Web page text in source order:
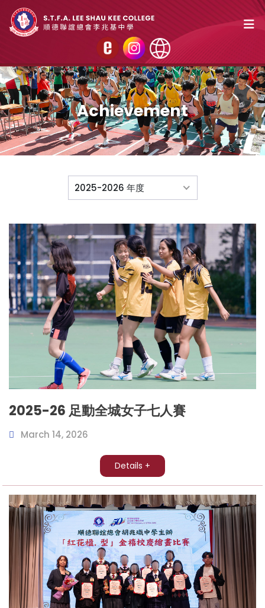
Achievement
2025-2026 年度
2025-26 足動全城女子七人賽
March 14, 2026
Details +